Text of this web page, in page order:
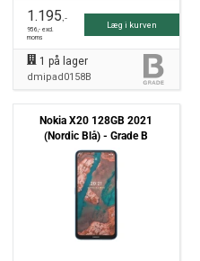
1.195,-
956,- excl.
moms
Læg i kurven
1 på lager
dmipad0158B
Nokia X20 128GB 2021
(Nordic Blå) - Grade B